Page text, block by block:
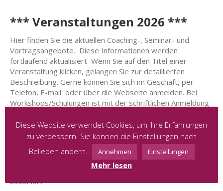
*** Veranstaltungen 2026 ***
Hier finden Sie die aktuellen Coaching-, Seminar- und
Vortragsangebote. Diese Informationen werden
fortlaufend aktualisiert Wenn Sie auf den Titel einer
Veranstaltung klicken, gelangen Sie zur detaillierten
Beschreibung. Gerne können Sie sich im Geschäft, per
Telefon, E-mail oder über die Webseite anmelden. Bei
Workshops/Schulungen ist mit der schriftlichen Anmeldung
Bitte beachten Sie auch diesbezüglich unsere allgemeinen
Geschäftsbedingungen, die bei jeglicher Buchung einer
Veranstaltung bindend sind.
Wenn keine Vorauskasse gefragt ist, bitten wir Sie die
Gebühren für jegliche Veranstaltung in Cash vor Ort zu
bezahlen.
Diese Website verwendet Cookies, um Ihre Erfahrungen
zu verbessern. Sie können die Einstellungen nach
Belieben ändern.
Annehmen Einstellungen
Mehr lesen